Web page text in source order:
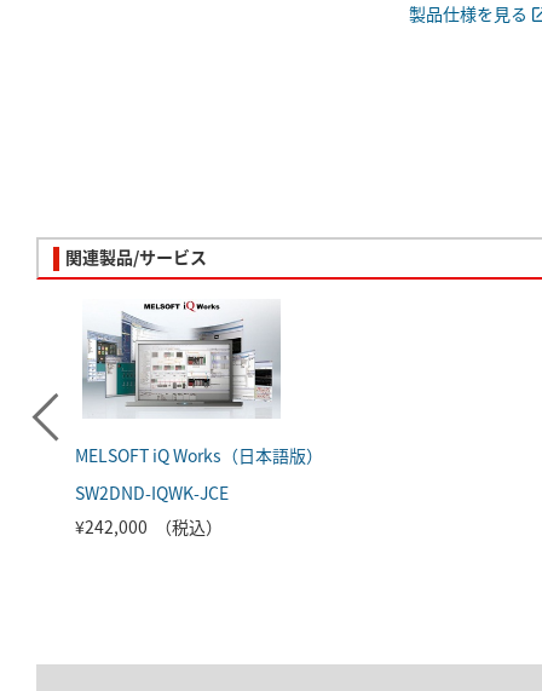
製品仕様を見る
関連製品/サービス
MELSOFT iQ Works（日本語版）
SW2DND-IQWK-JCE
¥242,000 （税込）